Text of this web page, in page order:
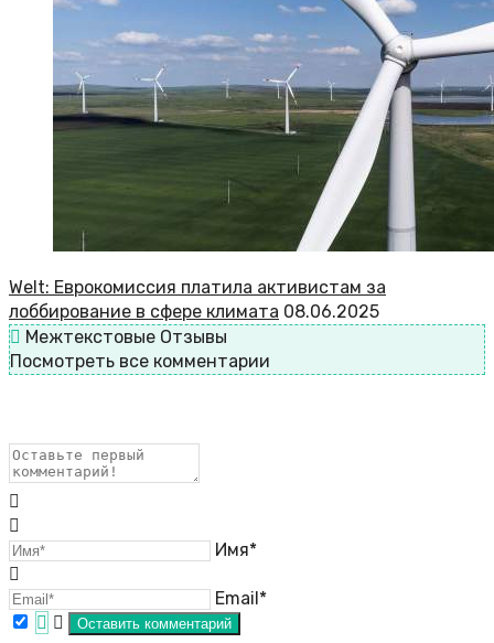
Welt: Еврокомиссия платила активистам за
лоббирование в сфере климата 08.06.2025
Межтекстовые Отзывы
Посмотреть все комментарии
Имя*
Email*